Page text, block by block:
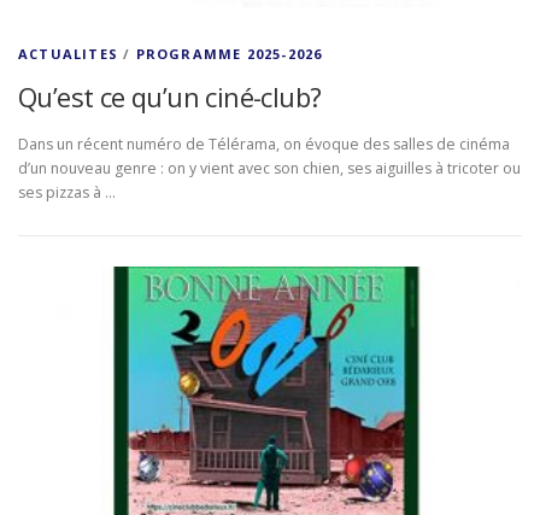
ACTUALITES / PROGRAMME 2025-2026
Qu’est ce qu’un ciné-club?
Dans un récent numéro de Télérama, on évoque des salles de cinéma
d’un nouveau genre : on y vient avec son chien, ses aiguilles à tricoter ou
ses pizzas à …